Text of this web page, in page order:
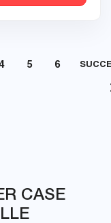
4 5 6
CASE